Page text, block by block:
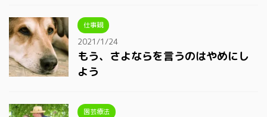
仕事観
2021/1/24
もう、さよならを言うのはやめにし
よう
園芸療法